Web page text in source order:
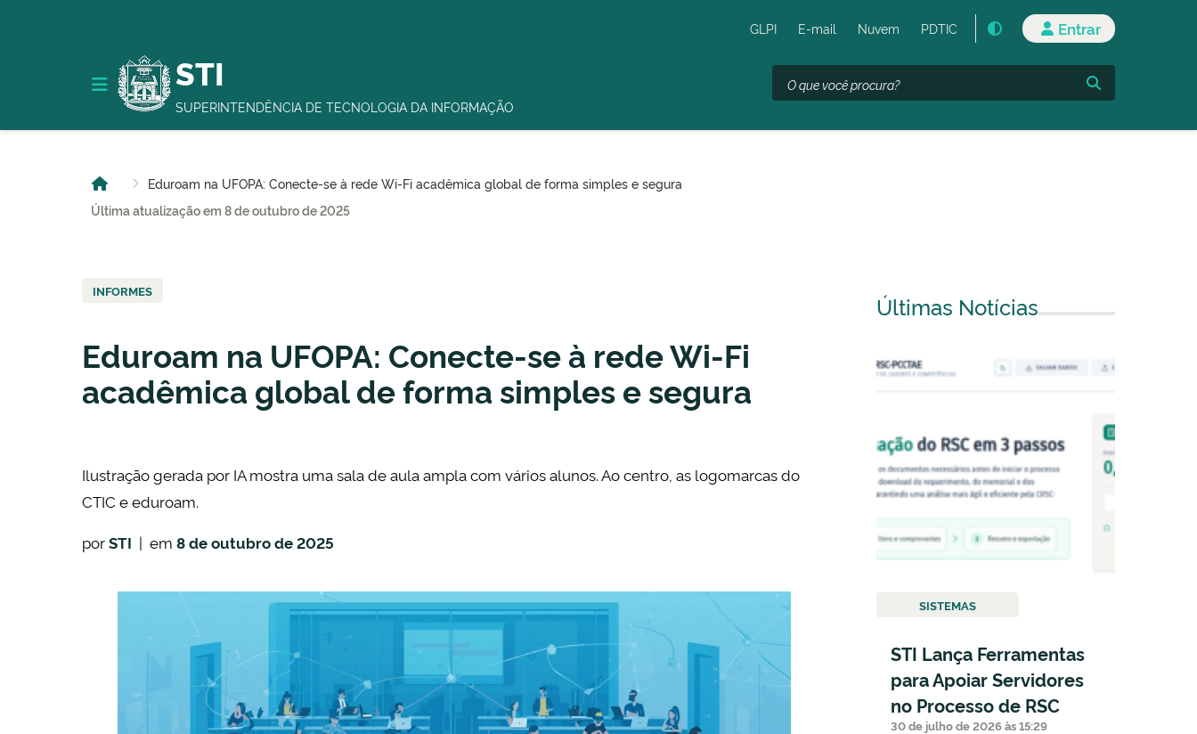
GLPI E-mail Nuvem PDTIC Entrar
STI
SUPERINTENDÊNCIA DE TECNOLOGIA DA INFORMAÇÃO
Eduroam na UFOPA: Conecte-se à rede Wi-Fi acadêmica global de forma simples e segura
Última atualização em 8 de outubro de 2025
INFORMES
Eduroam na UFOPA: Conecte-se à rede Wi-Fi
acadêmica global de forma simples e segura
Ilustração gerada por IA mostra uma sala de aula ampla com vários alunos. Ao centro, as logomarcas do
CTIC e eduroam.
porSTI | em 8 de outubro de 2025
Últimas Notícias
SISTEMAS
STI Lança Ferramentas
para Apoiar Servidores
no Processo de RSC
30 de julho de 2026 às 15:29